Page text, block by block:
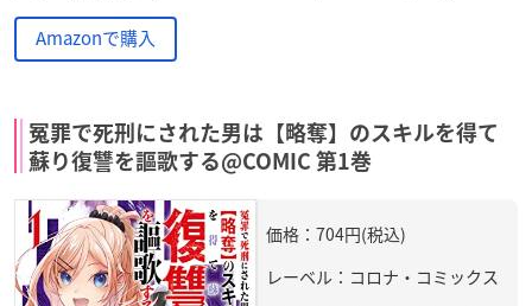
Amazonで購入
冤罪で死刑にされた男は【略奪】のスキルを得て
蘇り復讐を謳歌する@COMIC 第1巻
価格：704円(税込)
レーベル：コロナ・コミックス